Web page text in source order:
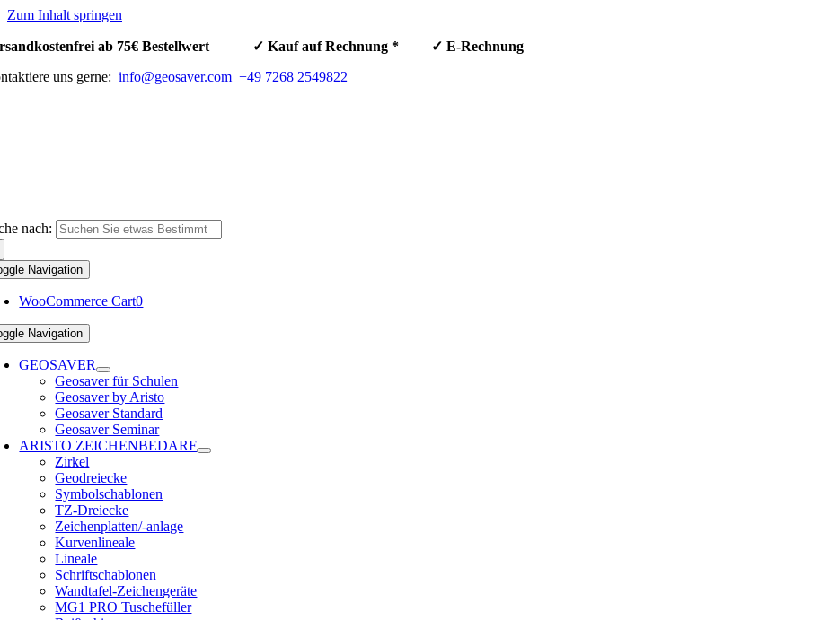
Zum Inhalt springen
ab 75€ Bestellwert ✓ Kauf auf Rechnung * ✓ E-Rechnung
uns gerne: info@geosaver.com +49 7268 2549822
nach:
Navigation
WooCommerce Cart0
Navigation
GEOSAVER
Geosaver für Schulen
Geosaver by Aristo
Geosaver Standard
Geosaver Seminar
ARISTO ZEICHENBEDARF
Zirkel
Geodreiecke
Symbolschablonen
TZ-Dreiecke
Zeichenplatten/-anlage
Kurvenlineale
Lineale
Schriftschablonen
Wandtafel-Zeichengeräte
MG1 PRO Tuschefüller